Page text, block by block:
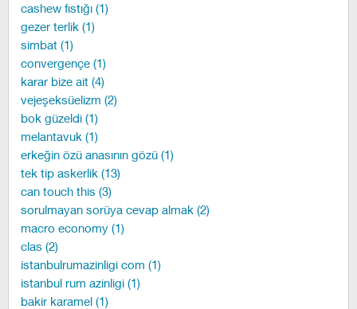
cashew fıstığı (1)
gezer terlik (1)
simbat (1)
convergençe (1)
karar bize ait (4)
vejeşeksüelizm (2)
bok güzeldi (1)
melantavuk (1)
erkeğin özü anasının gözü (1)
tek tip askerlik (13)
can touch this (3)
sorulmayan sorüya cevap almak (2)
macro economy (1)
clas (2)
istanbulrumazinligi com (1)
istanbul rum azinligi (1)
bakir karamel (1)